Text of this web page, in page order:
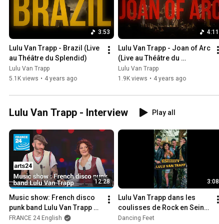
boussole, notre inspiration et notre
espérance. Longue vie à 𝑳𝑶𝑽𝑬𝑪𝑰𝑻𝒀
Love, 𝓛𝓾𝓵𝓾
3:53
Lulu Van Trapp - Brazil (Live
au Théâtre du Splendid)
Lulu Van Trapp
5.1K views • 4 years ago
4:11
Lulu Van Trapp - Joan of Arc
(Live au Théâtre du
Splendid)
Lulu Van Trapp
1.9K views • 4 years ago
Lulu Van Trapp - Interview Play all
12:28
Music show: French disco
punk band Lulu Van Trapp on
their second album 'Love
FRANCE 24 English
3:08
Lulu Van Trapp dans les
coulisses de Rock en Seine
(interview)
Dancing Feet